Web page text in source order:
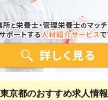
東京都のおすすめ求人情報